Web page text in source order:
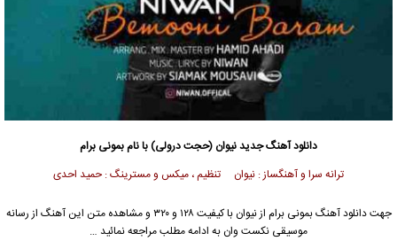
دانلود آهنگ جدیدنیوان (حجت درولی) با نام بمونی برام
ترانه سرا و آهنگساز : نیوان تنظیم ، میکس و مسترینگ : حمید احدی
جهت دانلود آهنگ بمونی برام از نیوان با کیفیت ۱۲۸ و ۳۲۰ و مشاهده متن این آهنگ از رسانه
موسیقی نکست وان به ادامه مطلب مراجعه نمائید …